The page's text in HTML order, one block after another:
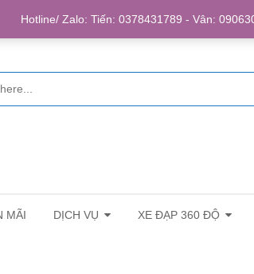
MÃI DỊCH VỤ XE ĐẠP 360 ĐỘ
Hotline/ Zalo: Tiến: 0378431789 - Vân: